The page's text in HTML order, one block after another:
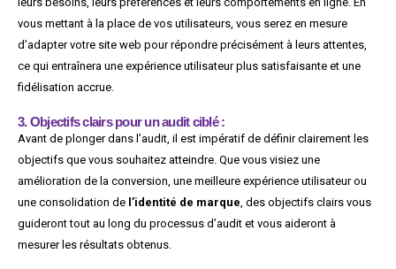
vous mettant à la place de vos utilisateurs, vous serez en mesure
d’adapter votre site web pour répondre précisément à leurs attentes,
ce qui entraînera une expérience utilisateur plus satisfaisante et une
fidélisation accrue.
3. Objectifs clairs pour un audit ciblé :
Avant de plonger dans l’audit, il est impératif de définir clairement les
objectifs que vous souhaitez atteindre. Que vous visiez une
amélioration de la conversion, une meilleure expérience utilisateur ou
une consolidation de l’identité de marque , des objectifs clairs vous
guideront tout au long du processus d’audit et vous aideront à
mesurer les résultats obtenus.